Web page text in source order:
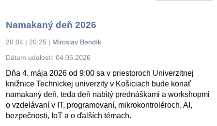
Namakaný deň 2026
20.04 | 20:25 | Miroslav Bendík
Dátum udalosti: 04.05.2026
Dňa 4. mája 2026 od 9:00 sa v priestoroch Univerzitnej
knižnice Technickej univerzity v Košiciach bude konať
namakaný deň, teda deň nabitý prednáškami a workshopmi
o vzdelávaní v IT, programovaní, mikrokontroléroch, AI,
bezpečnosti, IoT a o ďalších témach.